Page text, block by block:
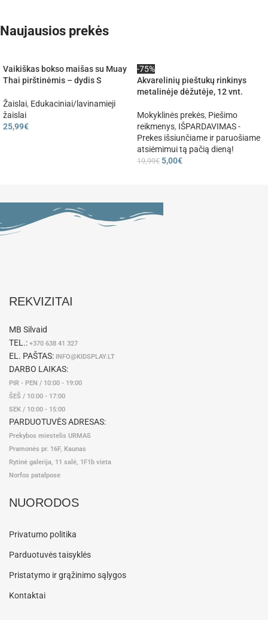
Naujausios prekės
Vaikiškas bokso maišas su Muay
Thai pirštinėmis – dydis S
Žaislai, Edukaciniai/lavinamieji
žaislai
25,99€
-75%
Akvarelinių pieštukų rinkinys
metalinėje dėžutėje, 12 vnt.
Mokyklinės prekės, Piešimo
reikmenys, IŠPARDAVIMAS -
Prekes išsiunčiame ir paruošiame
atsiėmimui tą pačią dieną!
19,99€ 5,00€
REKVIZITAI
MB Silvaid
TEL.: +370 638 41 327
EL. PAŠTAS: INFO@KIDSPLAY.LT
DARBO LAIKAS:
PIR - PEN / 10:00 - 19:00
ŠEŠ / 10:00 - 17:00
SEK / 10:00 - 15:00
PARDUOTUVĖS ADRESAS:
Prekybos miestelis URMAS
Pramonės pr. 16F, Kaunas
Rytinė galerija, 11 salė, 1F1b vieta
Norfos patalpose
NUORODOS
Privatumo politika
Parduotuvės taisyklės
Pristatymo ir grąžinimo sąlygos
Kontaktai